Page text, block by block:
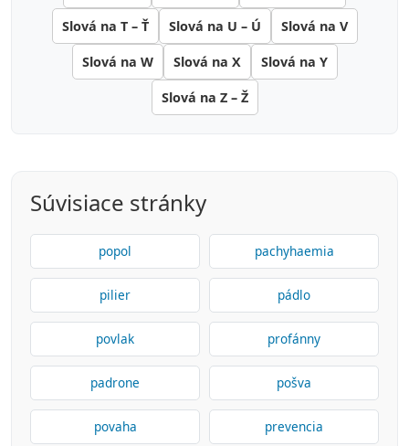
Slová na T – Ť Slová na U – Ú Slová na V
Slová na W Slová na X Slová na Y
Slová na Z – Ž
Súvisiace stránky
popol pachyhaemia
pilier pádlo
povlak profánny
padrone pošva
povaha prevencia